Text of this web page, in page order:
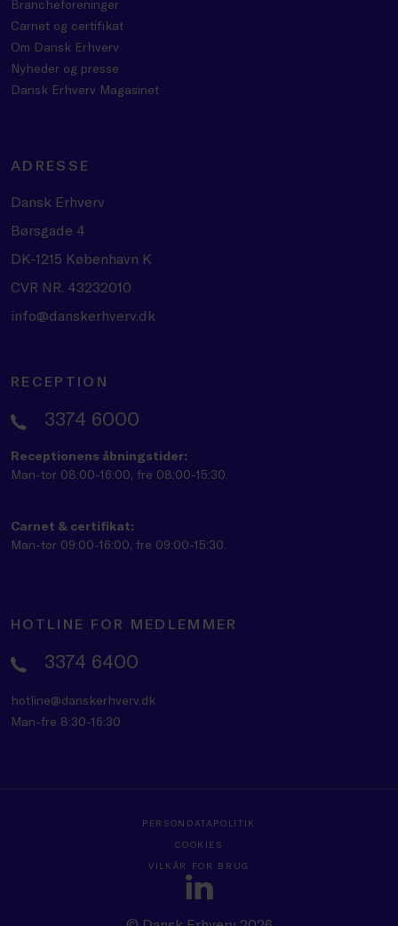
Brancheforeninger
Carnet og certifikat
Om Dansk Erhverv
Nyheder og presse
Dansk Erhverv Magasinet
ADRESSE
Dansk Erhverv
Børsgade 4
DK-1215 København K
CVR NR. 43232010
info@danskerhverv.dk
RECEPTION
3374 6000
Receptionens åbningstider:
Man-tor 08:00-16:00, fre 08:00-15:30.
Carnet & certifikat:
Man-tor 09:00-16:00, fre 09:00-15:30.
HOTLINE FOR MEDLEMMER
3374 6400
hotline@danskerhverv.dk
Man-fre 8:30-16:30
PERSONDATAPOLITIK
COOKIES
VILKÅR FOR BRUG